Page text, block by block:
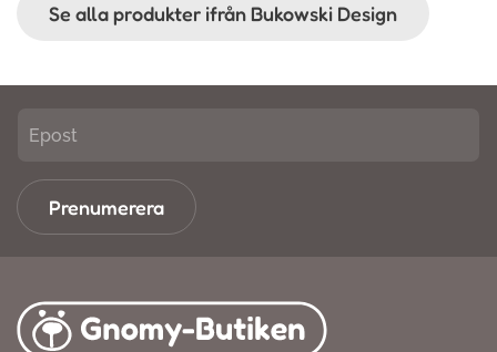
Se alla produkter ifrån Bukowski Design
Prenumerera